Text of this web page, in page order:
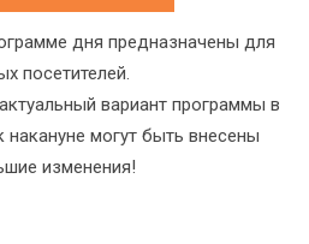
дня предназначены для
посетителей.
вариант программы в
накануне могут быть внесены
изменения!